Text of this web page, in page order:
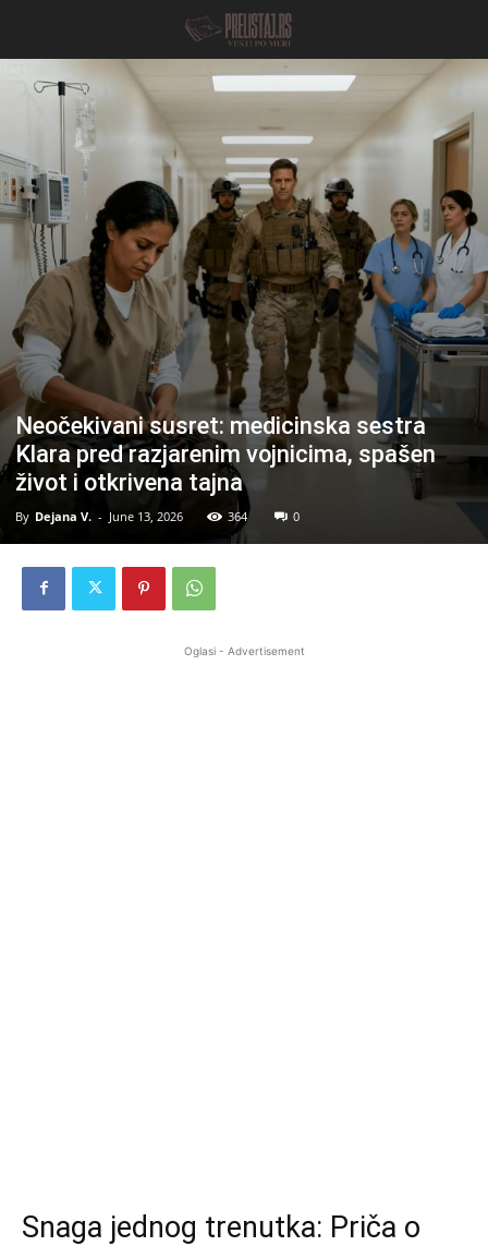
Neočekivani susret: medicinska sestra
Klara pred razjarenim vojnicima, spašen
život i otkrivena tajna
By Dejana V. - June 13, 2026 364 0
Oglasi - Advertisement
Snaga jednog trenutka: Priča o